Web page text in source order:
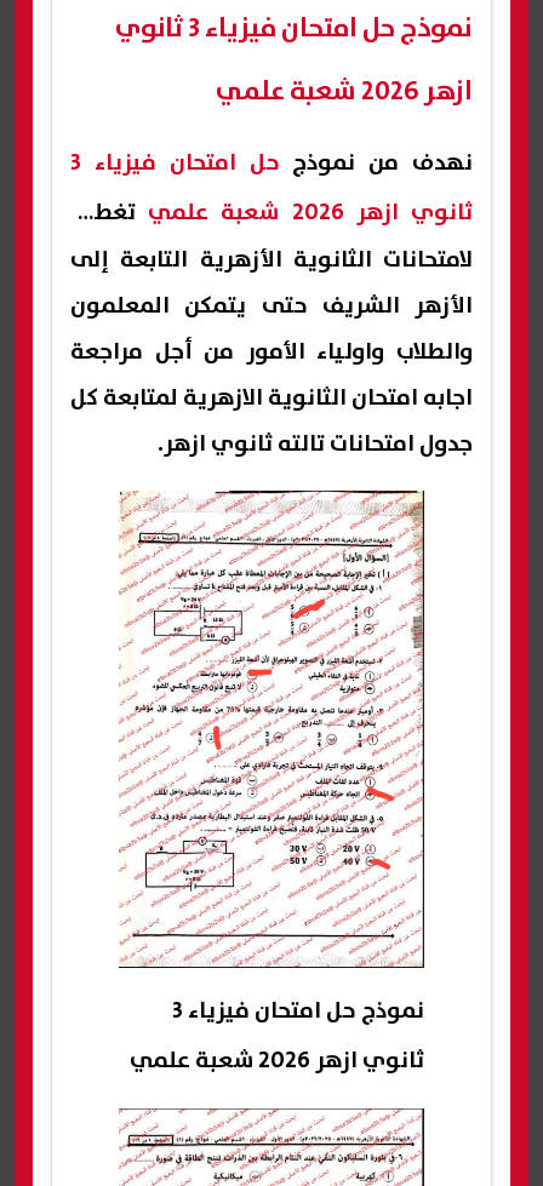
نموذج حل امتحان فيزياء 3 ثانوي
ازهر 2026 شعبة علمي
نهدف من نموذج
حل امتحان فيزياء 3
ثانوي ازهر 2026 شعبة علمي
تغطية
لامتحانات الثانوية الأزهرية التابعة إلى
الأزهر الشريف حتى يتمكن المعلمون
والطلاب واولياء الأمور من أجل مراجعة
اجابه امتحان الثانوية الازهرية لمتابعة كل
جدول امتحانات تالته ثانوي ازهر.
نموذج حل امتحان فيزياء 3
ثانوي ازهر 2026 شعبة علمي